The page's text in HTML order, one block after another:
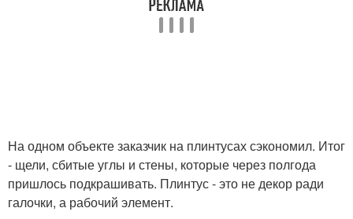
На одном объекте заказчик на плинтусах сэкономил. Итог
- щели, сбитые углы и стены, которые через полгода
пришлось подкрашивать. Плинтус - это не декор ради
галочки, а рабочий элемент.